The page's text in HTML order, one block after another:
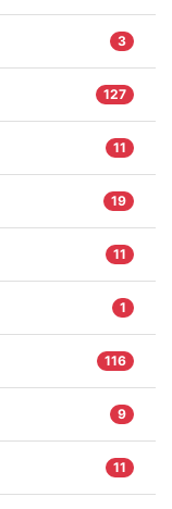
3
127
11
19
11
1
116
9
11